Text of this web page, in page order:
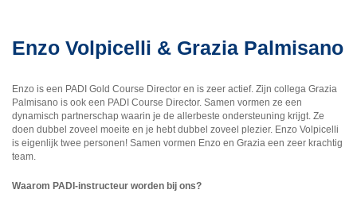
Enzo Volpicelli & Grazia Palmisano
Enzo is een PADI Gold Course Director en is zeer actief. Zijn collega Grazia
Palmisano is ook een PADI Course Director. Samen vormen ze een
dynamisch partnerschap waarin je de allerbeste ondersteuning krijgt. Ze
doen dubbel zoveel moeite en je hebt dubbel zoveel plezier. Enzo Volpicelli
is eigenlijk twee personen! Samen vormen Enzo en Grazia een zeer krachtig
team.
Waarom PADI-instructeur worden bij ons?